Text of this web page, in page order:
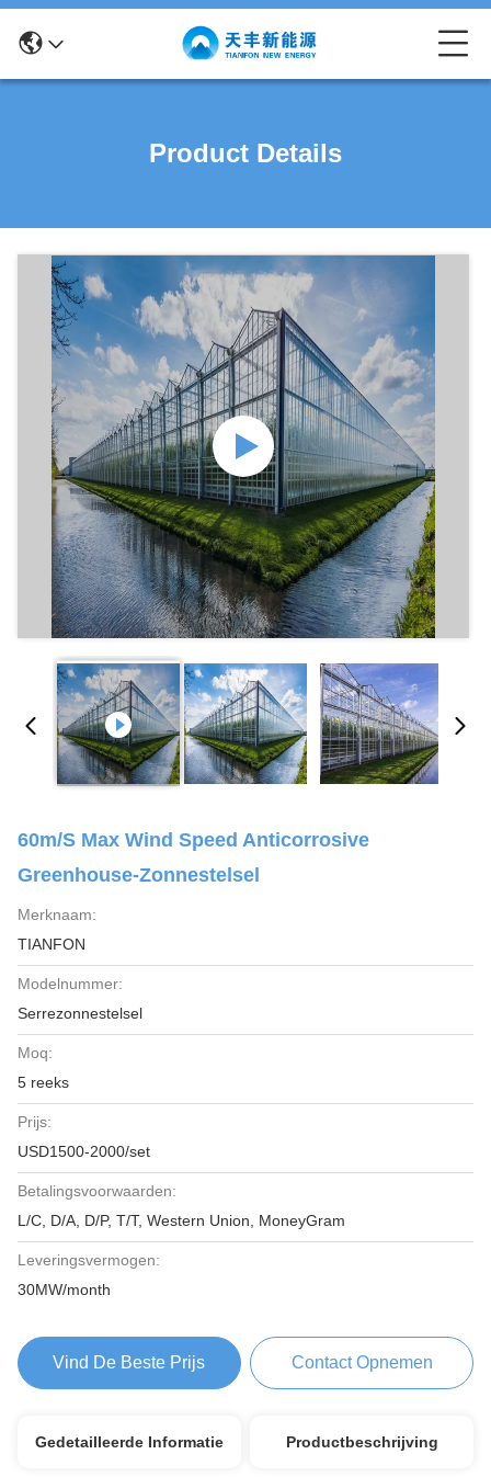
Product Details
60m/S Max Wind Speed Anticorrosive
Greenhouse-Zonnestelsel
Merknaam:
TIANFON
Modelnummer:
Serrezonnestelsel
Moq:
5 reeks
Prijs:
USD1500-2000/set
Betalingsvoorwaarden:
L/C, D/A, D/P, T/T, Western Union, MoneyGram
Leveringsvermogen:
30MW/month
Vind De Beste Prijs Contact Opnemen
Gedetailleerde Informatie Productbeschrijving